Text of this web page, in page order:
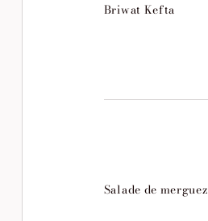
Briwat Kefta
Salade de merguez